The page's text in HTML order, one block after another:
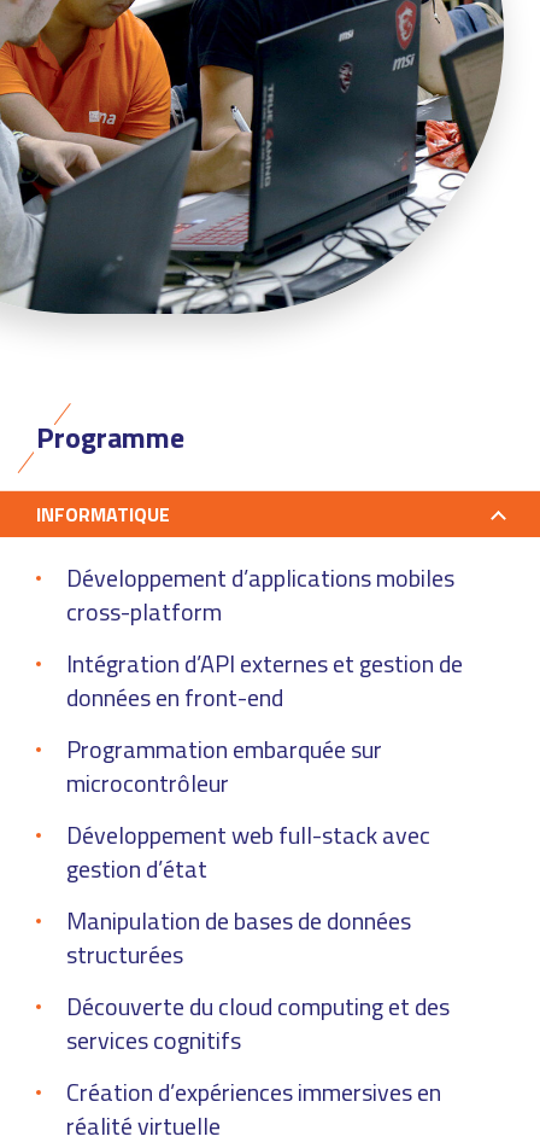
Programme
INFORMATIQUE
Développement d’applications mobiles
cross-platform
Intégration d’API externes et gestion de
données en front-end
Programmation embarquée sur
microcontrôleur
Développement web full-stack avec
gestion d’état
Manipulation de bases de données
structurées
Découverte du cloud computing et des
services cognitifs
Création d’expériences immersives en
réalité virtuelle